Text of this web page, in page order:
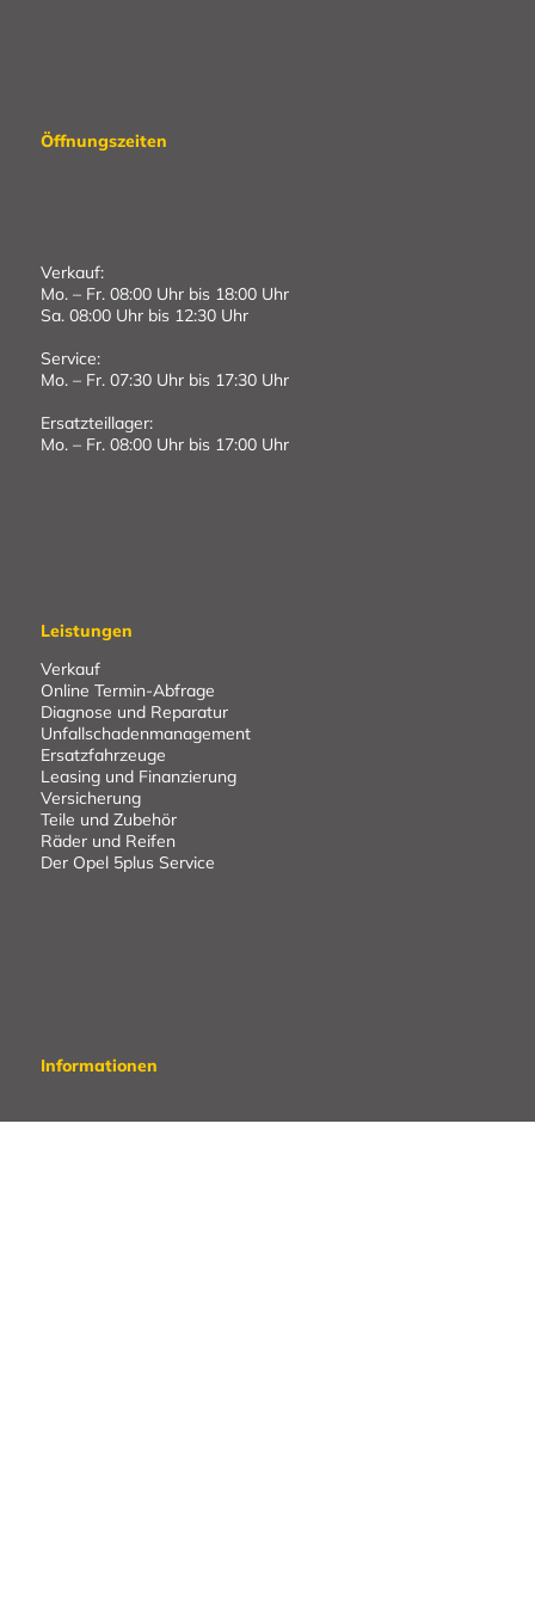
Öffnungszeiten
Verkauf:
Mo. – Fr. 08:00 Uhr bis 18:00 Uhr
Sa. 08:00 Uhr bis 12:30 Uhr
Service:
Mo. – Fr. 07:30 Uhr bis 17:30 Uhr
Ersatzteillager:
Mo. – Fr. 08:00 Uhr bis 17:00 Uhr
Leistungen
Verkauf
Online Termin-Abfrage
Diagnose und Reparatur
Unfallschadenmanagement
Ersatzfahrzeuge
Leasing und Finanzierung
Versicherung
Teile und Zubehör
Räder und Reifen
Der Opel 5plus Service
Informationen